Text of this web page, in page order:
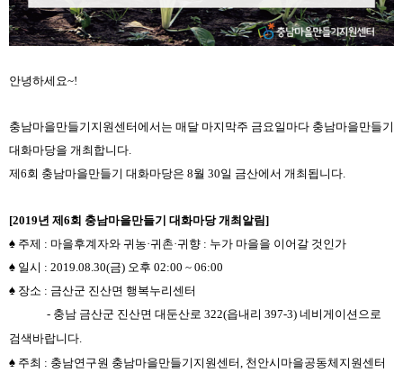
​안녕하세요~!
충남마을만들기지원센터에서는 매달 마지막주 금요일마다 충남마을만들기
대화마당을 개최합니다.
제6회 충남마을만들기 대화마당은 8월 30일 금산에서 개최됩니다.
[2019년 제6회 충남마을만들기 대화마당 개최알림]
♠ 주제 : 마을후계자와 귀농·귀촌·귀향 : 누가 마을을 이어갈 것인가
♠ 일시 : 2019.08.30(금) 오후 02:00 ~ 06:00
♠ 장소 : 금산군 진산면 행복누리센터
- 충남 금산군 진산면 대둔산로 322(읍내리 397-3) 네비게이션으로
검색바랍니다.
♠ 주최 : 충남연구원 충남마을만들기지원센터, 천안시마을공동체지원센터